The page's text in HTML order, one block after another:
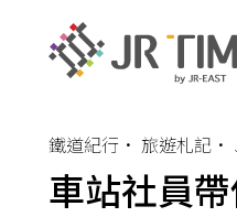
鐵道紀行 •旅遊札記 •
車站社員